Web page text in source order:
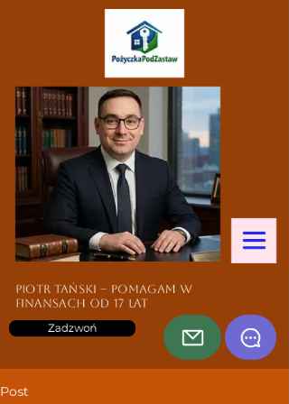
Zadzwoń
Piotr Tański – pomagam w
finansach od 17 lat
Post